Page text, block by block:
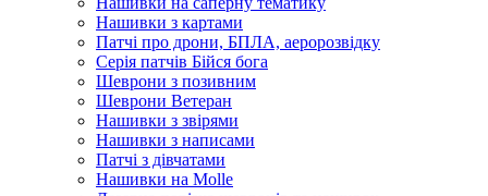
Нашивки з картами
Патчі про дрони, БПЛА, аеророзвідку
Серія патчів Бійся бога
Шеврони з позивним
Шеврони Ветеран
Нашивки з звірями
Нашивки з написами
Патчі з дівчатами
Нашивки на Molle